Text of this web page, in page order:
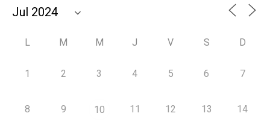
L M M J V S D
1 2 3 4 5 6 7
8 9 10 11 12 13 14